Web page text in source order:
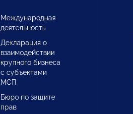
Международная
деятельность
Декларация о
взаимодействии
крупного бизнеса
с субъектами
МСП
Бюро по защите
прав